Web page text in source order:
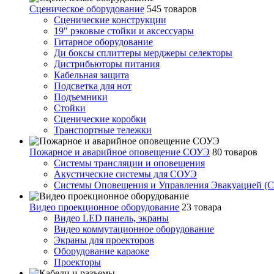
Сценическое оборудование 545 товаров
Сценические конструкции
19" рэковые стойки и аксесcуары
Гитарное оборудование
Ди боксы сплиттеры мерджеры селекторы
Дистрибьюторы питания
Кабельная защита
Подсветка для нот
Подъемники
Стойки
Сценические коробки
Транспортные тележки
Пожарное и аварийное оповещение СОУЭ 80 товаров
Cистемы трансляции и оповещения
Акустические системы для СОУЭ
Системы Оповещения и Управления Эвакуацией
Видео проекционное оборудование 23 товара
Видео LED панель, экраны
Видео коммутационное оборудование
Экраны для проекторов
Оборудование караоке
Проекторы